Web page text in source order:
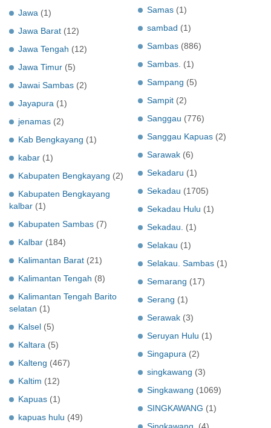
Jawa (1)
Jawa Barat (12)
Jawa Tengah (12)
Jawa Timur (5)
Jawai Sambas (2)
Jayapura (1)
jenamas (2)
Kab Bengkayang (1)
kabar (1)
Kabupaten Bengkayang (2)
Kabupaten Bengkayang
kalbar (1)
Kabupaten Sambas (7)
Kalbar (184)
Kalimantan Barat (21)
Kalimantan Tengah (8)
Kalimantan Tengah Barito
selatan (1)
Kalsel (5)
Kaltara (5)
Kalteng (467)
Kaltim (12)
Kapuas (1)
kapuas hulu (49)
Samas (1)
sambad (1)
Sambas (886)
Sambas. (1)
Sampang (5)
Sampit (2)
Sanggau (776)
Sanggau Kapuas (2)
Sarawak (6)
Sekadaru (1)
Sekadau (1705)
Sekadau Hulu (1)
Sekadau.
(1)
Selakau (1)
Selakau. Sambas (1)
Semarang (17)
Serang (1)
Serawak (3)
Seruyan Hulu (1)
Singapura (2)
singkawang (3)
Singkawang (1069)
SINGKAWANG (1)